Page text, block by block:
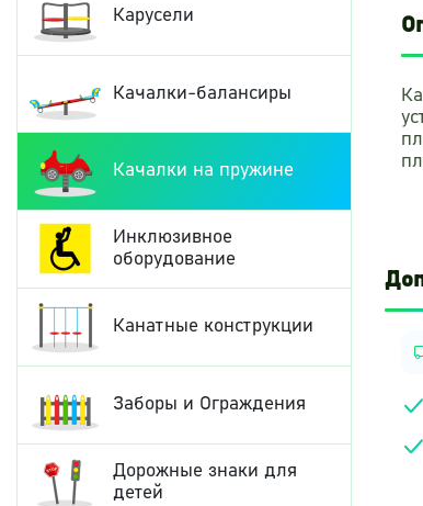
Карусели
Качалки-балансиры
Качалки на пружине
Инклюзивное
оборудование
Канатные конструкции
Заборы и Ограждения
Дорожные знаки для
детей